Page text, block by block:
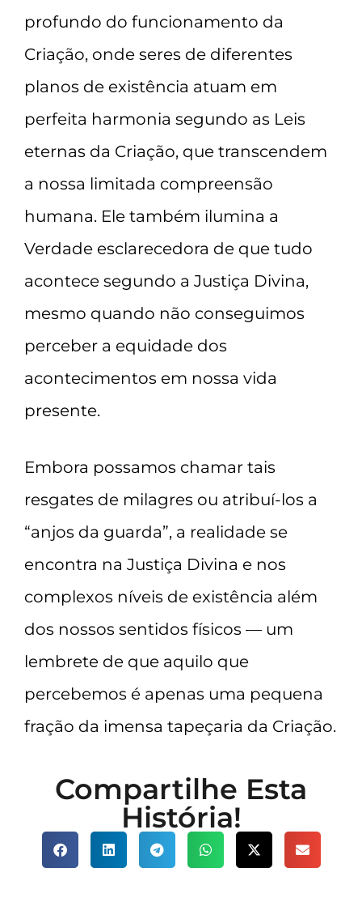
profundo do funcionamento da
Criação, onde seres de diferentes
planos de existência atuam em
perfeita harmonia segundo as Leis
eternas da Criação, que transcendem
a nossa limitada compreensão
humana. Ele também ilumina a
Verdade esclarecedora de que tudo
acontece segundo a Justiça Divina,
mesmo quando não conseguimos
perceber a equidade dos
acontecimentos em nossa vida
presente.
Embora possamos chamar tais
resgates de milagres ou atribuí-los a
“anjos da guarda”, a realidade se
encontra na Justiça Divina e nos
complexos níveis de existência além
dos nossos sentidos físicos — um
lembrete de que aquilo que
percebemos é apenas uma pequena
fração da imensa tapeçaria da Criação.
Compartilhe Esta
História!